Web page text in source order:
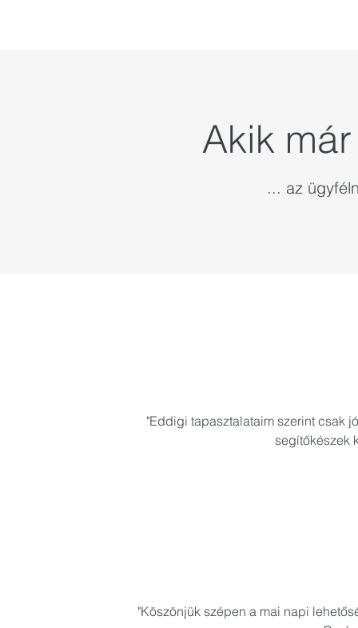
Akik
... az
"Eddigi tapasztalataim szerint csak
segítőkészek
"Köszönjük szépen a mai napi